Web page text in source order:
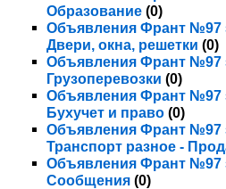
Образование (0)
Объявления Франт №97
Двери, окна, решетки (0)
Объявления Франт №97
Грузоперевозки (0)
Объявления Франт №97
Бухучет и право (0)
Объявления Франт №97
Транспорт разное -
Объявления Франт №97
Сообщения (0)